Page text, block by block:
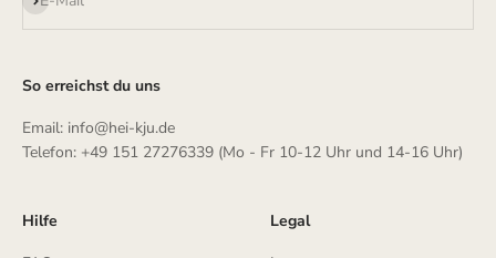
So erreichst du uns
Email: info@hei-kju.de
Telefon: +49 151 27276339 (Mo - Fr 10-12 Uhr und 14-16 Uhr)
Hilfe
Legal